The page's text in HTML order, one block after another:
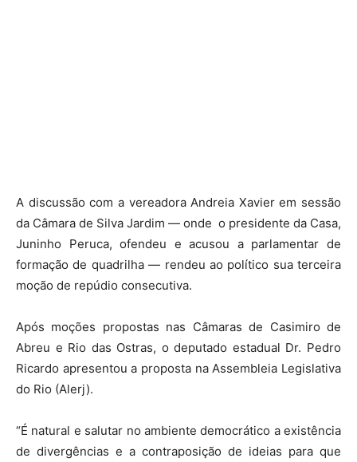
A discussão com a vereadora Andreia Xavier em sessão
da Câmara de Silva Jardim — onde o presidente da Casa,
Juninho Peruca, ofendeu e acusou a parlamentar de
formação de quadrilha — rendeu ao político sua terceira
moção de repúdio consecutiva.
Após moções propostas nas Câmaras de Casimiro de
Abreu e Rio das Ostras, o deputado estadual Dr. Pedro
Ricardo apresentou a proposta na Assembleia Legislativa
do Rio (Alerj).
“É natural e salutar no ambiente democrático a existência
de divergências e a contraposição de ideias para que